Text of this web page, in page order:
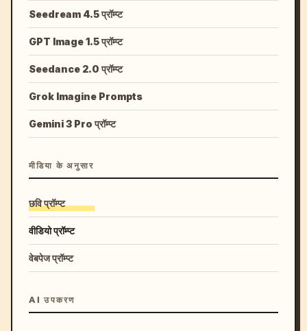
Seedream 4.5 प्रॉम्प्ट
GPT Image 1.5 प्रॉम्प्ट
Seedance 2.0 प्रॉम्प्ट
Grok Imagine Prompts
Gemini 3 Pro प्रॉम्प्ट
मीडिया के अनुसार
छवि प्रॉम्प्ट
वीडियो प्रॉम्प्ट
वेबपेज प्रॉम्प्ट
AI उपकरण